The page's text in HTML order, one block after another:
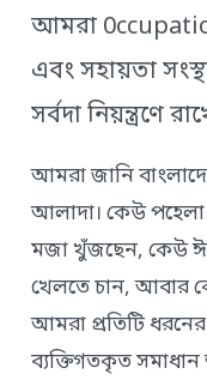
আমরা
এবং সহায়তা
সর্বদা নিয়ন্ত্রণে
আমরা জানি
আলাদা। কেউ
মজা খুঁজছেন, কেউ
খেলতে চান, আবার
আমরা প্রতিটি
ব্যক্তিগতকৃত